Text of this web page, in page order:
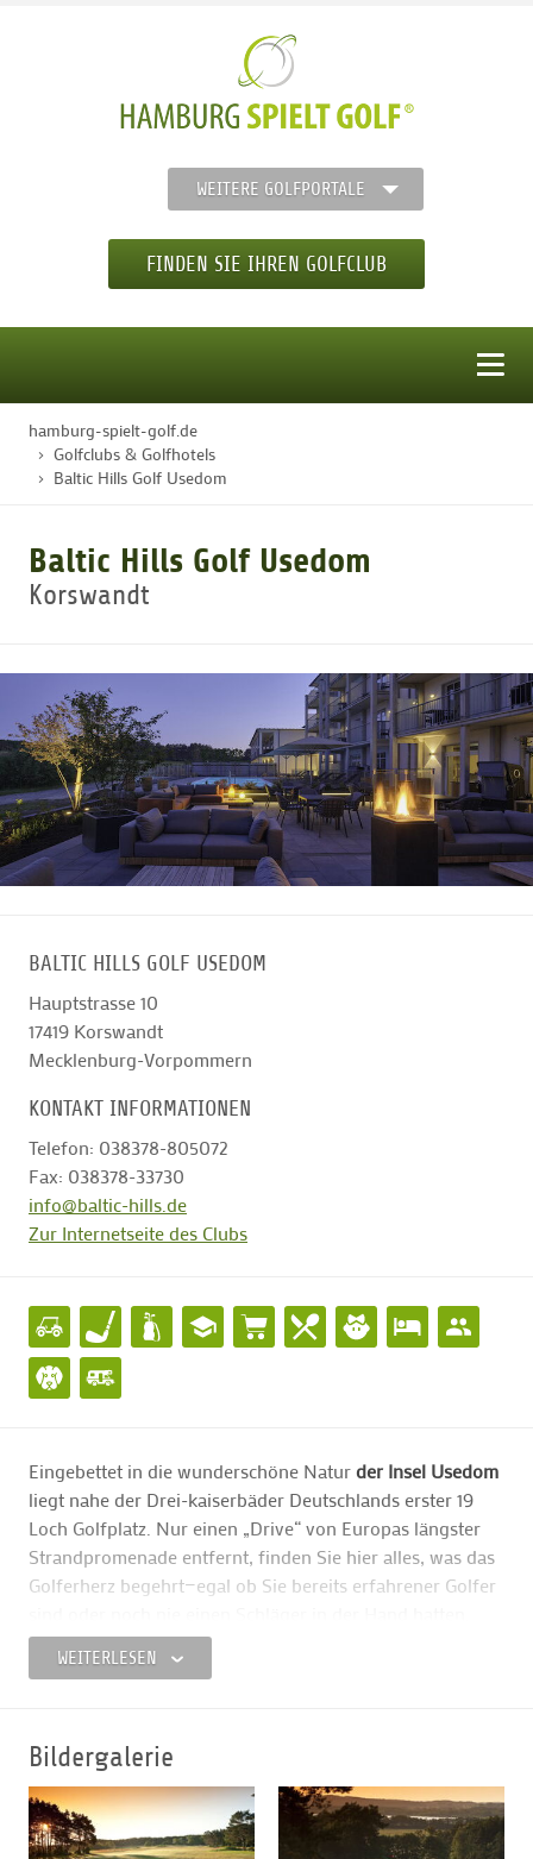
WEITERE GOLFPORTALE
FINDEN SIE IHREN GOLFCLUB
STARTSEITE
GOLFTURNIERE
GOLF CARD
MITGLIEDSCHAFT
GOLF NEWS
hamburg-spielt-golf.de
Golfclubs & Golfhotels
Baltic Hills Golf Usedom
Baltic Hills Golf Usedom
Korswandt
BALTIC HILLS GOLF USEDOM
Hauptstrasse 10
17419 Korswandt
Mecklenburg-Vorpommern
KONTAKT INFORMATIONEN
Telefon: 038378-805072
Fax: 038378-33730
info@baltic-hills.de
Zur Internetseite des Clubs
Eingebettet in die wunderschöne Naturder Insel Usedom
liegt nahe der Drei-kaiserbäder Deutschlands erster 19
Loch Golfplatz. Nur einen „Drive“ von Europas längster
Strandpromenade entfernt, finden Sie hier alles, was das
Golferherz begehrt—egal ob Sie bereits erfahrener Golfer
Der von Golfplatzarchitekt Andreas Lukasch als
Linkscourse angelegte Platz zeichnet sich durch ein
WEITERLESEN
Bildergalerie